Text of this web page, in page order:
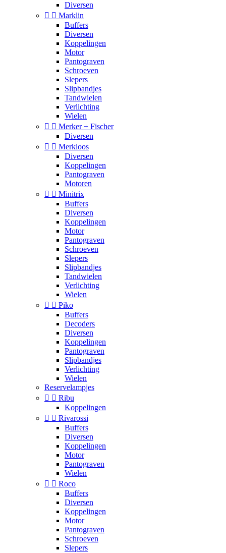
Diversen
  Marklin
Buffers
Diversen
Koppelingen
Motor
Pantograven
Schroeven
Slepers
Slipbandjes
Tandwielen
Verlichting
Wielen
  Merker + Fischer
Diversen
  Merkloos
Diversen
Koppelingen
Pantograven
Motoren
  Minitrix
Buffers
Diversen
Koppelingen
Motor
Pantograven
Schroeven
Slepers
Slipbandjes
Tandwielen
Verlichting
Wielen
  Piko
Buffers
Decoders
Diversen
Koppelingen
Pantograven
Slipbandjes
Verlichting
Wielen
Reservelampjes
  Ribu
Koppelingen
  Rivarossi
Buffers
Diversen
Koppelingen
Motor
Pantograven
Wielen
  Roco
Buffers
Diversen
Koppelingen
Motor
Pantograven
Schroeven
Slepers